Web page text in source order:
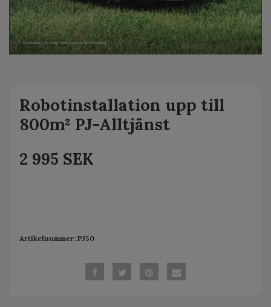
Robotinstallation upp till
800m² PJ-Alltjänst
2 995 SEK
Artikelnummer: PJ50